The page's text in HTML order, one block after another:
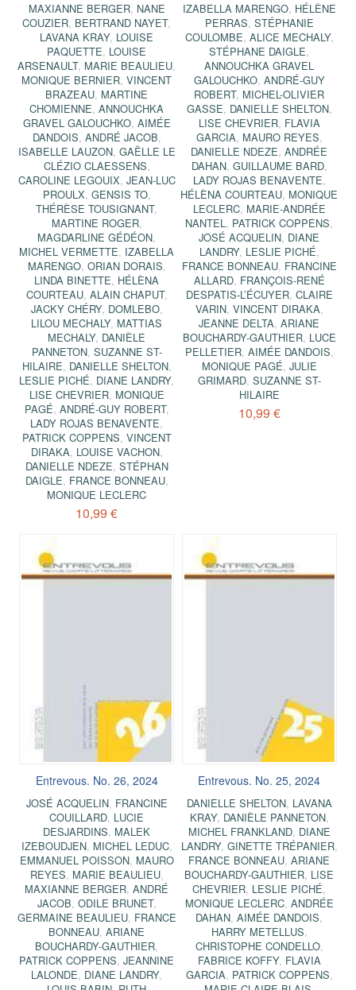
MAXIANNE BERGER, NANE
COUZIER, BERTRAND NAYET,
LAVANA KRAY, LOUISE
PAQUETTE, LOUISE
ARSENAULT, MARIE BEAULIEU,
MONIQUE BERNIER,VINCENT
BRAZEAU, MARTINE
CHOMIENNE,ANNOUCHKA
GRAVEL GALOUCHKO, AIMÉE
DANDOIS, ANDRÉ JACOB,
ISABELLE LAUZON, GAËLLE LE
CLÉZIO CLAESSENS,
CAROLINE LEGOUIX, JEAN-LUC
PROULX, GENSIS TO,
THÉRÈSE TOUSIGNANT,
MARTINE ROGER,
MAGDARLINE GÉDÉON,
MICHEL VERMETTE, IZABELLA
MARENGO, ORIAN DORAIS,
LINDA BINETTE, HÉLÈNA
COURTEAU, ALAIN CHAPUT,
JACKY CHÉRY, DOMLEBO,
LILOU MECHALY, MATTIAS
MECHALY, DANIÈLE
PANNETON, SUZANNE ST-
HILAIRE, DANIELLE SHELTON,
LESLIE PICHÉ, DIANE LANDRY,
LISE CHEVRIER, MONIQUE
PAGÉ, ANDRÉ-GUY ROBERT,
LADY ROJAS BENAVENTE,
PATRICK COPPENS, VINCENT
DIRAKA, LOUISE VACHON,
DANIELLE NDEZE, STÉPHAN
DAIGLE, FRANCE BONNEAU,
MONIQUE LECLERC
10,99 €
IZABELLA MARENGO, HÉLÈNE
PERRAS, STÉPHANIE
COULOMBE, ALICE MECHALY,
STÉPHANE DAIGLE,
ANNOUCHKA GRAVEL
GALOUCHKO, ANDRÉ-GUY
ROBERT, MICHEL-OLIVIER
GASSE, DANIELLE SHELTON,
LISE CHEVRIER, FLAVIA
GARCIA, MAURO REYES,
DANIELLE NDEZE,ANDRÉE
DAHAN, GUILLAUME BARD,
LADY ROJAS BENAVENTE,
HÉLÈNA COURTEAU, MONIQUE
LECLERC, MARIE-ANDRÉE
NANTEL, PATRICK COPPENS,
JOSÉ ACQUELIN, DIANE
LANDRY, LESLIE PICHÉ,
FRANCE BONNEAU, FRANCINE
ALLARD, FRANÇOIS-RENÉ
DESPATIS-L’ÉCUYER, CLAIRE
VARIN, VINCENT DIRAKA,
JEANNE DELTA,ARIANE
BOUCHARDY-GAUTHIER, LUCE
PELLETIER, AIMÉE DANDOIS,
MONIQUE PAGÉ, JULIE
GRIMARD, SUZANNE ST-
HILAIRE
10,99 €
Entrevous. No. 26, 2024
JOSÉ ACQUELIN, FRANCINE
COUILLARD, LUCIE
DESJARDINS, MALEK
IZEBOUDJEN, MICHEL LEDUC,
EMMANUEL POISSON, MAURO
REYES, MARIE BEAULIEU,
MAXIANNE BERGER,ANDRÉ
JACOB, ODILE BRUNET,
GERMAINE BEAULIEU, FRANCE
BONNEAU,ARIANE
BOUCHARDY-GAUTHIER,
PATRICK COPPENS,JEANNINE
LALONDE, DIANE LANDRY,
Entrevous. No. 25, 2024
DANIELLE SHELTON, LAVANA
KRAY, DANIÈLE PANNETON,
MICHEL FRANKLAND, DIANE
LANDRY, GINETTE TRÉPANIER,
FRANCE BONNEAU,ARIANE
BOUCHARDY-GAUTHIER, LISE
CHEVRIER, LESLIE PICHÉ,
MONIQUE LECLERC, ANDRÉE
DAHAN,AIMÉE DANDOIS,
HARRY METELLUS,
CHRISTOPHE CONDELLO,
FABRICE KOFFY, FLAVIA
GARCIA, PATRICK COPPENS,